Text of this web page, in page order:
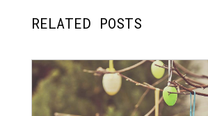
RELATED POSTS